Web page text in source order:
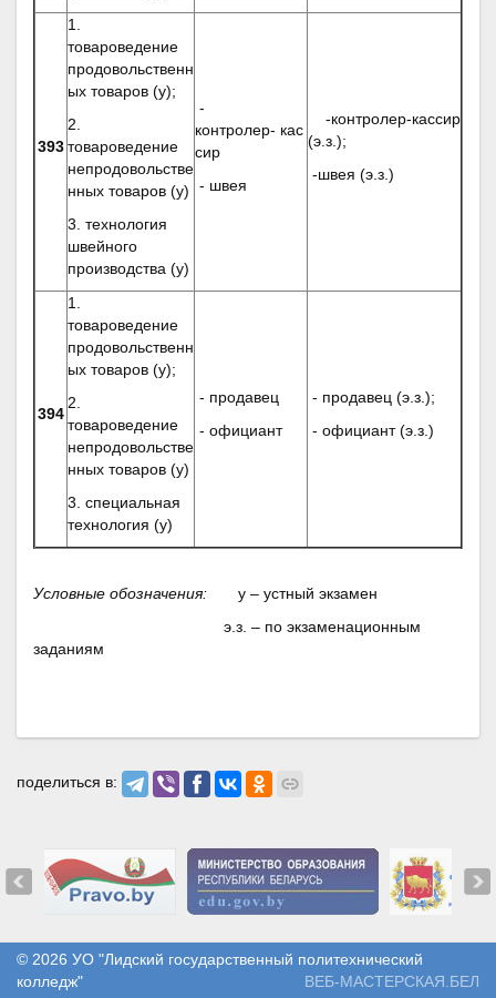
393
1.
товароведение
продовольственн
ых товаров (у);
2.
товароведение
непродовольстве
нных товаров (у)
3. технология
швейного
производства (у)
-
контролер- кас
сир
- швея
-контролер-кассир
(э.з.);
-швея (э.з.)
394
1.
товароведение
продовольственн
ых товаров (у);
2.
товароведение
непродовольстве
нных товаров (у)
3. специальная
технология (у)
- продавец
- официант
- продавец (э.з.);
- официант (э.з.)
Условные обозначения: у – устный экзамен
э.з. – по экзаменационным
заданиям
поделиться в:
© 2026 УО "Лидский государственный политехнический
колледж"
ВЕБ-МАСТЕРСКАЯ.БЕЛ